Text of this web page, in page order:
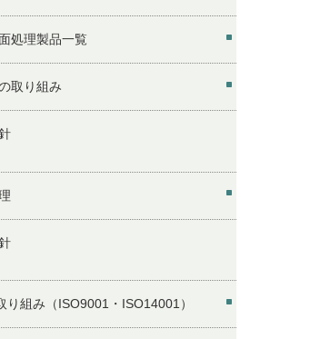
処理製品一覧
取り組み
り組み（ISO9001・ISO14001）